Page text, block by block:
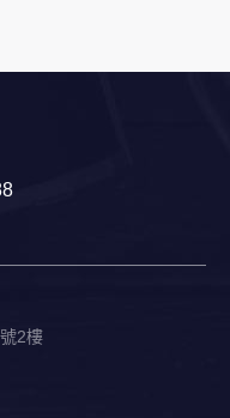
方式及使用時間等。
行徑，包括您使用連線
據，此記錄為內部應
卷調查內容進行統計與
呈現，除供內部研究
文字，但不涉及特定個
定，本網站絕不會將您
料，本網站也可以從商
2樓